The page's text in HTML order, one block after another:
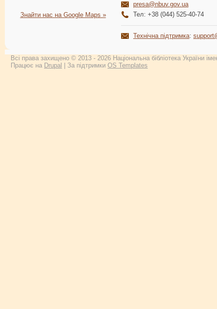
Знайти нас на Google Maps »
presa@nbuv.gov.ua
Тел: +38 (044) 525-40-74
Технічна підтримка:
Всі права захищено © 2013 - 2026 Національна бібліотека України
Працює на Drupal | За підтримки OS Templates